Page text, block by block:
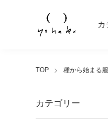
カ
TOP 種から始まる
カテゴリー